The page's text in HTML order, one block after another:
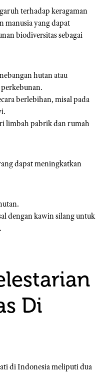
terhadap keragaman
manusia yang dapat
biodiversitas sebagai
hutan atau
berlebihan, misal pada
limbah pabrik dan rumah
dapat meningkatkan
dengan kawin silang untuk
Di
di Indonesia meliputi dua